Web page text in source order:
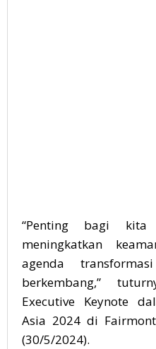
“Penting bagi
meningkatkan
agenda
berkembang,”
Executive Keynote
Asia 2024 di
(30/5/2024).